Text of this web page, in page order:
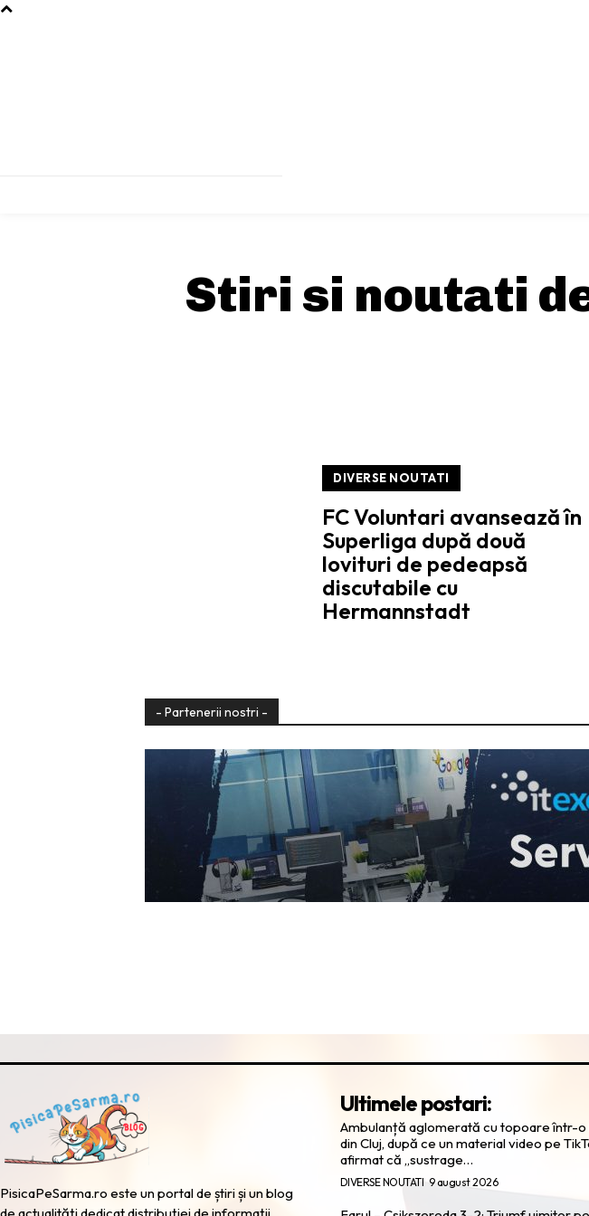
Stiri si noutati
DIVERSE NOUTATI
FC Voluntari avansează în
Superliga după două
lovituri de pedeapsă
discutabile cu
Hermannstadt
- Partenerii nostri -
PisicaPeSarma.ro este un portal de știri și un blog
Ultimele postari:
Ambulanță aglomerată cu topoare într-o
din Cluj, după ce un material video pe
afirmat că „sustrage…
DIVERSE NOUTATI 9 august 2026